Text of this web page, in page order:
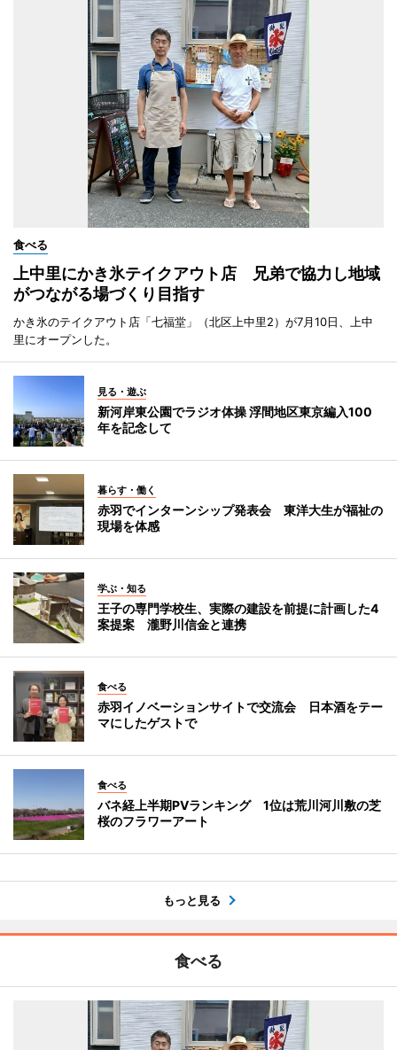
食べる
上中里にかき氷テイクアウト店 兄弟で協力し地域
がつながる場づくり目指す
かき氷のテイクアウト店「七福堂」（北区上中里2）が7月10日、上中
里にオープンした。
見る・遊ぶ
新河岸東公園でラジオ体操 浮間地区東京編入100
年を記念して
暮らす・働く
赤羽でインターンシップ発表会 東洋大生が福祉の
現場を体感
学ぶ・知る
王子の専門学校生、実際の建設を前提に計画した4
案提案 瀧野川信金と連携
食べる
赤羽イノベーションサイトで交流会 日本酒をテー
マにしたゲストで
食べる
バネ経上半期PVランキング 1位は荒川河川敷の芝
桜のフラワーアート
もっと見る
食べる